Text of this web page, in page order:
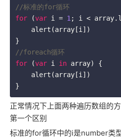
//标准的for循环
for (var i = 1 ; i <
//foreach循环
for (var i in array) {
}
正常情况下上面两种遍历数组的
第一个区别
标准的for循环中的i是number类